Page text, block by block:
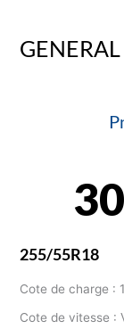
255/55R18
Cote de charge :
Cote de vitesse :